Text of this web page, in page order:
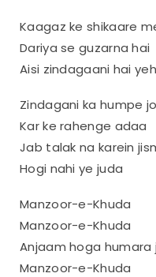
Kaagaz ke shikaare
Dariya se guzarna hai
Aisi zindagaani hai yeh
Zindagani ka humpe
Kar ke rahenge adaa
Jab talak na karein
Hogi nahi ye juda
Manzoor-e-Khuda
Manzoor-e-Khuda
Anjaam hoga humara
Manzoor-e-Khuda